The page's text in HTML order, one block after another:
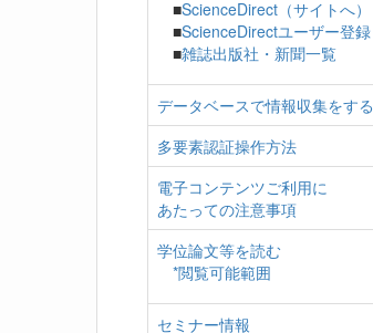
■ScienceDirect（サイトへ）
■ScienceDirectユーザー登録
■雑誌出版社・新聞一覧
データベースで情報収集をする
多要素認証操作方法
電子コンテンツご利用に
あたっての注意事項
学位論文等を読む
*閲覧可能範囲
セミナー情報